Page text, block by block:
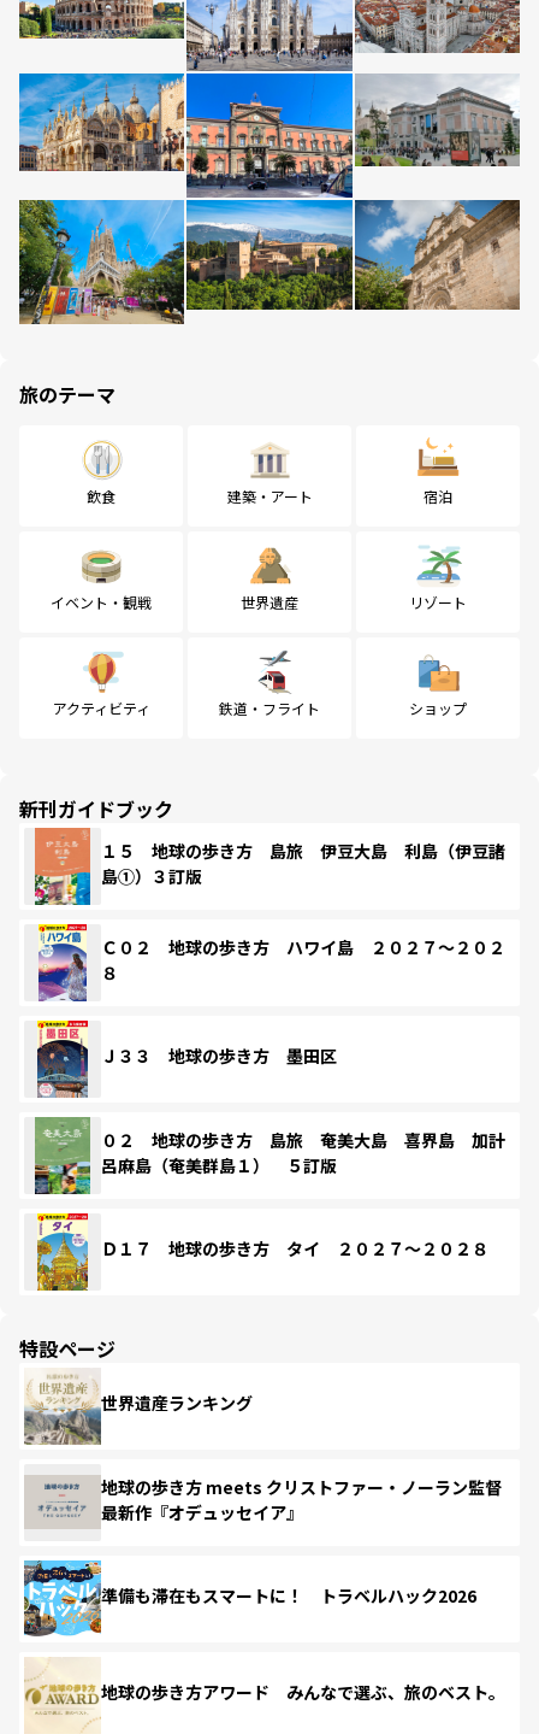
旅のテーマ
飲食 建築・アート 宿泊
イベント・観戦 世界遺産 リゾート
アクティビティ 鉄道・フライト ショップ
新刊ガイドブック
１５ 地球の歩き方 島旅 伊豆大島 利島（伊豆諸
島①）３訂版
Ｃ０２ 地球の歩き方 ハワイ島 ２０２７～２０２
８
Ｊ３３ 地球の歩き方 墨田区
０２ 地球の歩き方 島旅 奄美大島 喜界島 加計
呂麻島（奄美群島１） ５訂版
Ｄ１７ 地球の歩き方 タイ ２０２７～２０２８
特設ページ
世界遺産ランキング
地球の歩き方 meets クリストファー・ノーラン監督
最新作『オデュッセイア』
準備も滞在もスマートに！ トラベルハック2026
地球の歩き方アワード みんなで選ぶ、旅のベスト。